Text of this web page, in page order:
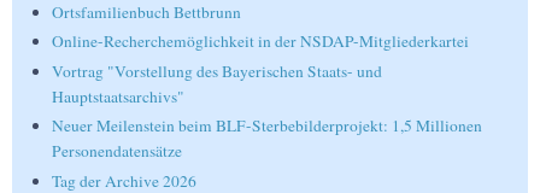
Ortsfamilienbuch Bettbrunn
Online-Recherchemöglichkeit in der NSDAP-Mitgliederkartei
Vortrag "Vorstellung des Bayerischen Staats- und
Hauptstaatsarchivs"
Neuer Meilenstein beim BLF-Sterbebilderprojekt: 1,5 Millionen
Personendatensätze
Tag der Archive 2026